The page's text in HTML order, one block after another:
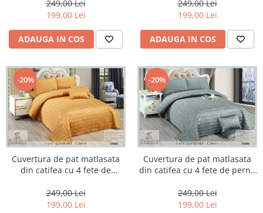
249,00 Lei
199,00 Lei
ADAUGA IN COS
249,00 Lei
199,00 Lei
ADAUGA IN COS
-20%
Cuvertura de pat matlasata
din catifea cu 4 fete de
249,00 Lei
199,00 Lei
-20%
Cuvertura de pat matlasata
din catifea cu 4 fete de perna
249,00 Lei
199,00 Lei